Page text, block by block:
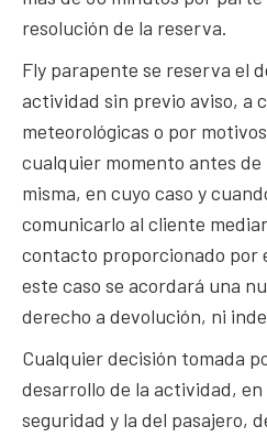
resolución de la reserva.
Fly parapente se reserva el
actividad sin previo aviso, a
meteorológicas o por
cualquier momento antes de
misma, en cuyo caso y
comunicarlo al cliente
contacto proporcionado por
este caso se acordará una
derecho a devolución, ni
Cualquier decisión tomada
desarrollo de la actividad,
seguridad y la del pasajero,